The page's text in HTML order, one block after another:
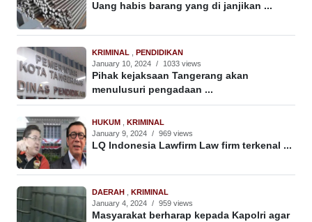
Uang habis barang yang di janjikan ...
KRIMINAL , PENDIDIKAN
January 10, 2024 / 1033 views
Pihak kejaksaan Tangerang akan
menulusuri pengadaan ...
HUKUM , KRIMINAL
January 9, 2024 / 969 views
LQ Indonesia Lawfirm Law firm terkenal ...
DAERAH , KRIMINAL
January 4, 2024 / 959 views
Masyarakat berharap kepada Kapolri agar